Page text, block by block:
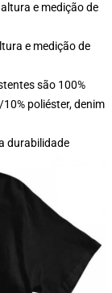
altura e medição de
e medição de
são 100%
poliéster, denim
durabilidade